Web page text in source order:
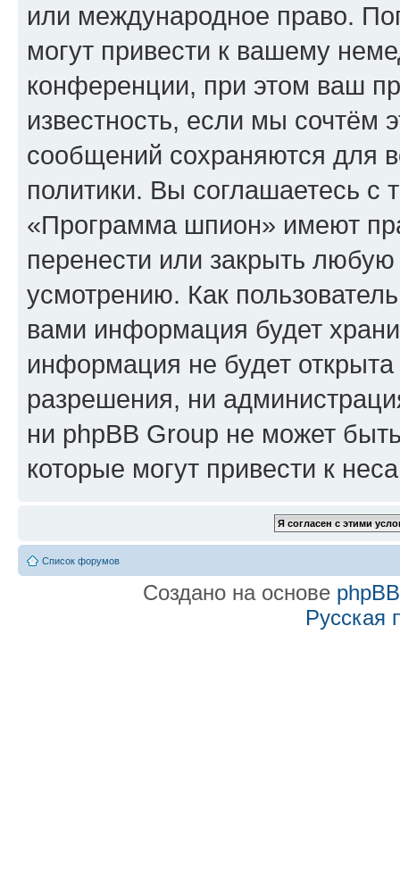
или международное право.
могут привести к вашему
конференции, при этом ваш
известность, если мы сочтём
сообщений сохраняются для
политики. Вы соглашаетесь
«Программа шпион» имеют
перенести или закрыть
усмотрению. Как
вами информация будет
информация не будет
разрешения, ни
ни phpBB Group не может
которые могут привести к
Список форумов
Создано на основе phpBB
Русская